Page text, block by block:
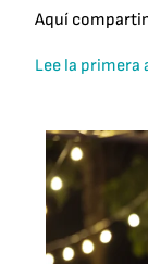
Aquí
Lee la primera